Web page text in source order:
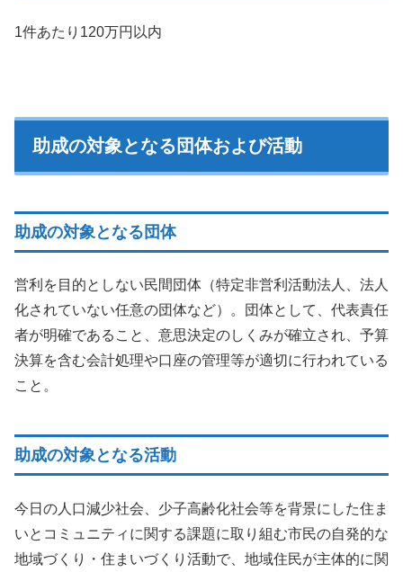
1件あたり120万円以内
助成の対象となる団体および活動
助成の対象となる団体
営利を目的としない民間団体（特定非営利活動法人、法人
化されていない任意の団体など）。団体として、代表責任
者が明確であること、意思決定のしくみが確立され、予算
決算を含む会計処理や口座の管理等が適切に行われている
こと。
助成の対象となる活動
今日の人口減少社会、少子高齢化社会等を背景にした住ま
いとコミュニティに関する課題に取り組む市民の自発的な
地域づくり・住まいづくり活動で、地域住民が主体的に関